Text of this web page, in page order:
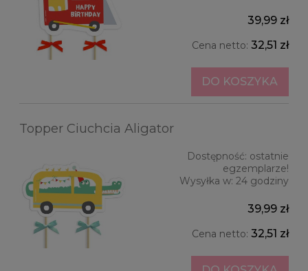
39,99 zł
Cena netto: 32,51 zł
DO KOSZYKA
Topper Ciuchcia Aligator
Dostępność: ostatnie
egzemplarze!
Wysyłka w: 24 godziny
39,99 zł
Cena netto: 32,51 zł